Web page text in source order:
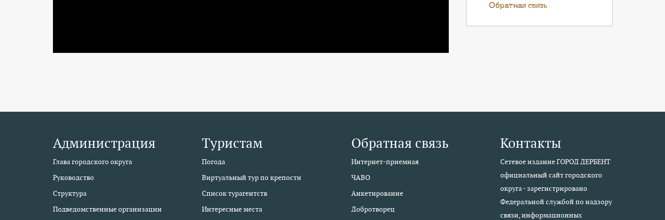
Обратная связь
Администрация
Глава городского округа
Руководство
Структура
Подведомственные организации
Туристам
Погода
Виртуальный тур по крепости
Список турагентств
Интересные места
Обратная связь
Интернет-приемная
ЧАВО
Анкетирование
Добротворец
Контакты
Сетевое издание ГОРОД ДЕРБЕНТ
официальный сайт городского
округа - зарегистрировано
Федеральной службой по надзору
связи, информационных